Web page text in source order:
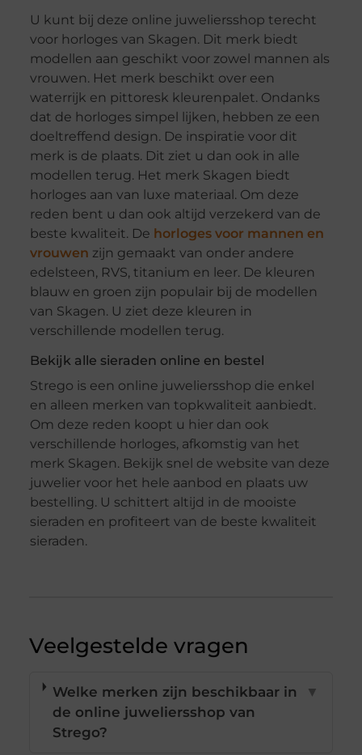
U kunt bij deze online juweliersshop terecht
voor horloges van Skagen. Dit merk biedt
modellen aan geschikt voor zowel mannen als
vrouwen. Het merk beschikt over een
waterrijk en pittoresk kleurenpalet. Ondanks
dat de horloges simpel lijken, hebben ze een
doeltreffend design. De inspiratie voor dit
merk is de plaats. Dit ziet u dan ook in alle
modellen terug. Het merk Skagen biedt
horloges aan van luxe materiaal. Om deze
reden bent u dan ook altijd verzekerd van de
beste kwaliteit. De horloges voor mannen en
vrouwen zijn gemaakt van onder andere
edelsteen, RVS, titanium en leer. De kleuren
blauw en groen zijn populair bij de modellen
van Skagen. U ziet deze kleuren in
verschillende modellen terug.
Bekijk alle sieraden online en bestel
Strego is een online juweliersshop die enkel
en alleen merken van topkwaliteit aanbiedt.
Om deze reden koopt u hier dan ook
verschillende horloges, afkomstig van het
merk Skagen. Bekijk snel de website van deze
juwelier voor het hele aanbod en plaats uw
bestelling. U schittert altijd in de mooiste
sieraden en profiteert van de beste kwaliteit
sieraden.
Veelgestelde vragen
Welke merken zijn beschikbaar in
de online juweliersshop van
Strego?
▼